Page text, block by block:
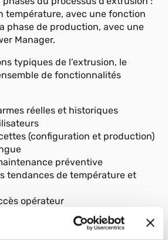
température, avec une fonction
phase de production, avec une
Manager.
typiques de l’extrusion, le
de fonctionnalités
réelles et historiques
(configuration et production)
préventive
tendances de température et
opérateur
d’allumage de la